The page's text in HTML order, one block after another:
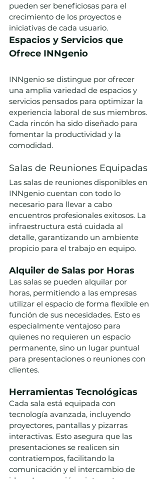
pueden ser beneficiosas para el
crecimiento de los proyectos e
iniciativas de cada usuario.
Espacios y Servicios que
Ofrece INNgenio
INNgenio se distingue por ofrecer
una amplia variedad de espacios y
servicios pensados para optimizar la
experiencia laboral de sus miembros.
Cada rincón ha sido diseñado para
fomentar la productividad y la
comodidad.
Salas de Reuniones Equipadas
Las salas de reuniones disponibles en
INNgenio cuentan con todo lo
necesario para llevar a cabo
encuentros profesionales exitosos. La
infraestructura está cuidada al
detalle, garantizando un ambiente
propicio para el trabajo en equipo.
Alquiler de Salas por Horas
Las salas se pueden alquilar por
horas, permitiendo a las empresas
utilizar el espacio de forma flexible en
función de sus necesidades. Esto es
especialmente ventajoso para
quienes no requieren un espacio
permanente, sino un lugar puntual
para presentaciones o reuniones con
clientes.
Herramientas Tecnológicas
Cada sala está equipada con
tecnología avanzada, incluyendo
proyectores, pantallas y pizarras
interactivas. Esto asegura que las
presentaciones se realicen sin
contratiempos, facilitando la
comunicación y el intercambio de